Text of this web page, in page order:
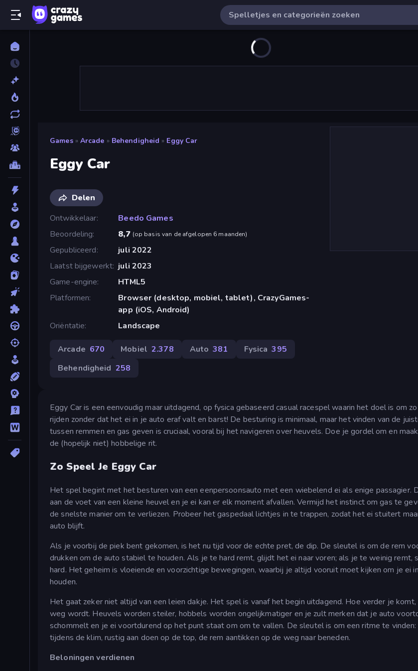
Games » Arcade » Behendigheid » Eggy Car
Eggy Car
Delen
Ontwikkelaar
Beedo Games
Beoordeling
8,7 (op basis van de afgelopen 6 maanden)
Gepubliceerd
juli 2022
Laatst bijgewerkt juli 2023
Game-engine
HTML5
Platformen
Browser (desktop, mobiel, tablet), CrazyGames-
app (iOS, Android)
Oriëntatie
Landscape
Arcade 670 Mobiel 2.378 Auto 381 Fysica 395
Behendigheid 258
Eggy Car is een eenvoudig maar uitdagend, op fysica gebaseerd casual racespel waarin het doel is om
rijden zonder dat het ei in je auto eraf valt en barst! De besturing is minimaal, maar het vinden van de
tussen remmen en gas geven is cruciaal, vooral bij het navigeren over heuvels. Doe je gordel om en
de (hopelijk niet) hobbelige rit.
Zo Speel Je Eggy Car
Het spel begint met het besturen van een eenpersoonsauto met een wiebelend ei als enige passagier.
aan de voet van een kleine heuvel en je ei kan er elk moment afvallen. Vermijd het instinct om gas te
de snelste manier om te verliezen. Probeer het gaspedaal lichtjes in te trappen, zodat het ei stuitert
auto blijft.
Als je voorbij de piek bent gekomen, is het nu tijd voor de echte pret, de dip. De sleutel is om de rem
drukken om de auto stabiel te houden. Als je te hard remt, glijdt het ei naar voren; als je te weinig remt,
hard. Het geheim is vloeiende en voorzichtige bewegingen, waarbij je altijd vooruit moet kijken om je ei
houden.
Het gaat zeker niet altijd van een leien dakje. Het spel is vanaf het begin uitdagend. Hoe verder je komt,
weg wordt. Heuvels worden steiler, hobbels worden ongelijkmatiger en je zult merken dat je auto
schommelt en je ei voortdurend op het punt staat om om te vallen. De sleutel is om een ritme te vinden:
tijdens de klim, rustig aan doen op de top, de rem aantikken op de weg naar beneden.
Beloningen verdienen